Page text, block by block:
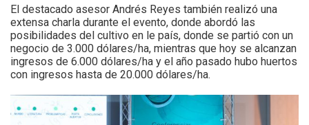
El destacado asesor Andrés Reyes también realizó una
extensa charla durante el evento, donde abordó las
posibilidades del cultivo en le país, donde se partió con un
negocio de 3.000 dólares/ha, mientras que hoy se alcanzan
ingresos de 6.000 dólares/ha y el año pasado hubo huertos
con ingresos hasta de 20.000 dólares/ha.